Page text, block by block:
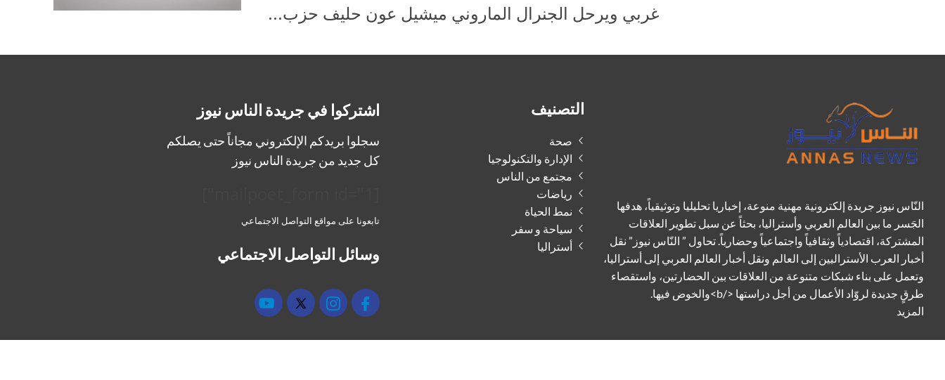
غربي ويرحل الجنرال الماروني ميشيل عون حليف حزب...
النّاس نيوز جريدة إلكترونية مهنية منوعة، إخباريا تحليليا وتوثيقياً، هدفها
الجَسر ما بين العالم العربي وأستراليا، بحثاً عن سبل تطوير العلاقات
المشتركة، اقتصادياً وثقافياً واجتماعياً وحضارياً. تحاول ” النّاس نيوز” نقل
أخبار العرب الأستراليين إلى العالم ونقل أخبار العالم العربي إلى أستراليا،
وتعمل على بناء شبكات متنوعة من العلاقات بين الحضارتين، واستقصاء
طرقٍ جديدة لروّاد الأعمال من أجل دراستها </b>والخوض فيها.
المزيد
التصنيف
صحة
الإدارة والتكنولوجيا
مجتمع من الناس
رياضات
نمط الحياة
سياحة و سفر
أستراليا
اشتركوا في جريدة الناس نيوز
سجلوا بريدكم الإلكتروني مجاناً حتى يصلكم
كل جديد من جريدة الناس نيوز
تابعونا على مواقع التواصل الاجتماعي
وسائل التواصل الاجتماعي